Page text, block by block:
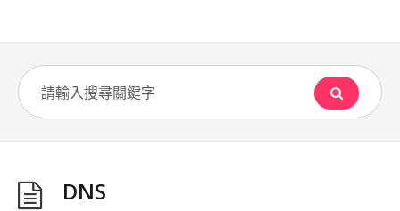
DNS